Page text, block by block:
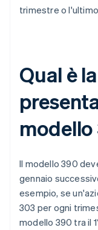
trimestre o
Qual è
Il modello 390
gennaio
esempio, se
303 per ogni
modello 390 tra il